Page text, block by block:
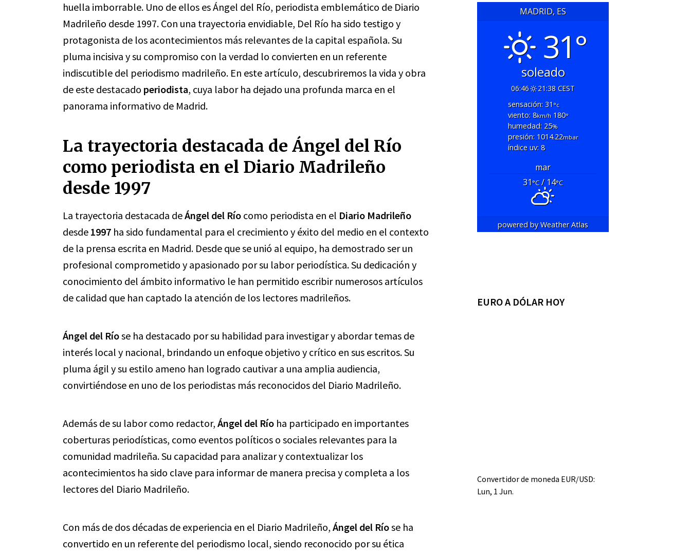
huella imborrable. Uno de ellos es Ángel del Río, periodista emblemático de Diario
Madrileño desde 1997. Con una trayectoria envidiable, Del Río ha sido testigo y
protagonista de los acontecimientos más relevantes de la capital española. Su
pluma incisiva y su compromiso con la verdad lo convierten en un referente
indiscutible del periodismo madrileño. En este artículo, descubriremos la vida y obra
de este destacado periodista, cuya labor ha dejado una profunda marca en el
panorama informativo de Madrid.
La trayectoria destacada de Ángel del Río
como periodista en el Diario Madrileño
desde 1997
La trayectoria destacada deÁngel del Río como periodista en el Diario Madrileño
desde 1997 ha sido fundamental para el crecimiento y éxito del medio en el contexto
de la prensa escrita en Madrid. Desde que se unió al equipo, ha demostrado ser un
profesional comprometido y apasionado por su labor periodística. Su dedicación y
conocimiento del ámbito informativo le han permitido escribir numerosos artículos
de calidad que han captado la atención de los lectores madrileños.
Ángel del Ríose ha destacado por su habilidad para investigar y abordar temas de
interés local y nacional, brindando un enfoque objetivo y crítico en sus escritos. Su
pluma ágil y su estilo ameno han logrado cautivar a una amplia audiencia,
convirtiéndose en uno de los periodistas más reconocidos del Diario Madrileño.
Además de su labor como redactor, Ángel del Río ha participado en importantes
coberturas periodísticas, como eventos políticos o sociales relevantes para la
comunidad madrileña. Su capacidad para analizar y contextualizar los
acontecimientos ha sido clave para informar de manera precisa y completa a los
lectores del Diario Madrileño.
Con más de dos décadas de experiencia en el Diario Madrileño, Ángel del Ríose ha
convertido en un referente del periodismo local, siendo reconocido por su ética
MADRID, ES
31°
soleado
06:46
21:38 CEST
sensación: 31 °c
viento: 8km/h180°
humedad: 25%
presión: 1014.22mbar
índice uv: 8
mar
31°C/ 14°C
powered byWeather Atlas
EURO A DÓLAR HOY
Convertidor de moneda EUR/USD:
Lun, 1 Jun.